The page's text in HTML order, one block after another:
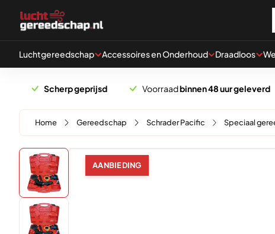
Luchtgereedschap Accessoires en Onderhoud Draadloos
Scherp geprijsd Voorraadbinnen 48 uur geleverd
Home Gereedschap Schrader Pacific Speciaal
AANBIEDING